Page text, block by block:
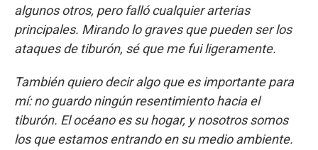
algunos otros, pero falló cualquier arterias
principales. Mirando lo graves que pueden ser los
ataques de tiburón, sé que me fui ligeramente.
También quiero decir algo que es importante para
mí: no guardo ningún resentimiento hacia el
tiburón. El océano es su hogar, y nosotros somos
los que estamos entrando en su medio ambiente.